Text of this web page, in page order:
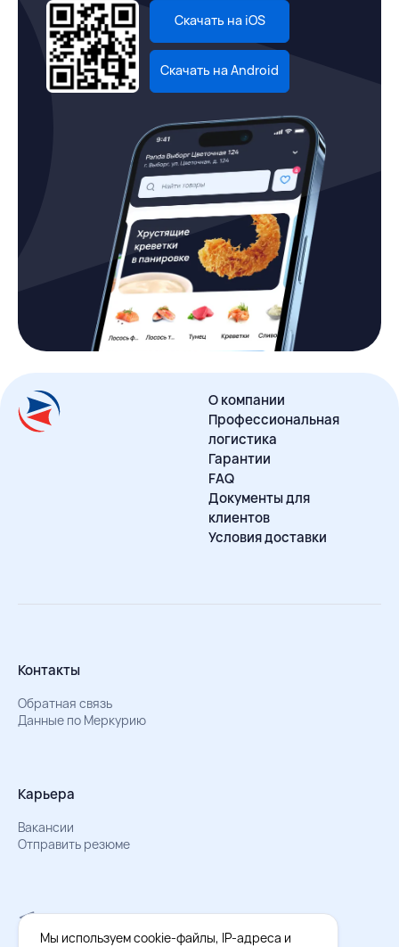
Скачать на iOS
Скачать на Android
О компании
Профессиональная
логистика
Гарантии
FAQ
Документы для
клиентов
Условия доставки
Контакты
Обратная связь
Данные по Меркурию
Карьера
Вакансии
Отправить резюме
Мы в Телеграм
Документы об обработке персональных данных
Мы используем cookie-файлы, IP-адреса и